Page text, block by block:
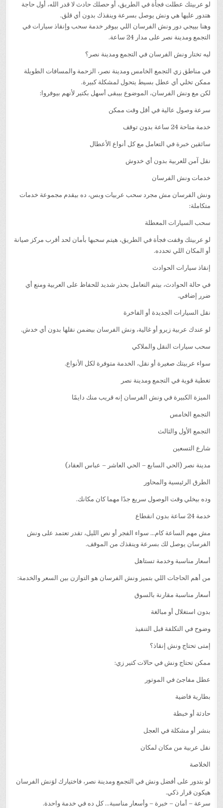
لو عربيتك عطلت فجأة في الطريق، أو حصلك حادث لا قدر الله، أول حاجة
هتدور عليها هي ونش يوصل بسرعة وينقذك بدون أي قلق.
وهنا بييجي دور ونش الفرسان اللي بيوفر خدمة سحب وإنقاذ سيارات في
التجمع ومدينة نصر على مدار 24 ساعة.
ليه تختار ونش الفرسان في التجمع ومدينة نصر؟
في مناطق زي التجمع الخامس ومدينة نصر، الزحمة والمسافات الطويلة
ممكن تخلي أي عطل بسيط يتحول لمشكلة كبيرة.
لكن مع ونش الفرسان، الموضوع بيبقى أسهل بكتير لأنهم بيوفروا:
سرعة وصول عالية في أقل وقت ممكن
خدمة متاحة 24 ساعة بدون توقف
سائقين خبرة في التعامل مع كل أنواع الأعطال
نقل آمن للعربية بدون أي خدوش
خدمات ونش الفرسان
ونش الفرسان مش مجرد سحب عربيات وبس، ده بيقدم مجموعة خدمات
متكاملة:
سحب السيارات المعطلة
لو عربيتك وقفت فجأة في الطريق، هيتم سحبها بأمان لحد أقرب مركز صيانة
أو المكان اللي تحدده.
إنقاذ سيارات الحوادث
في حالة الحوادث، بيتم التعامل بحذر شديد للحفاظ على العربية ومنع أي
ضرر إضافي.
نقل السيارات الجديدة أو الفاخرة
لو عندك عربية زيرو أو غالية، ونش الفرسان بيضمن نقلها بدون أي خدش.
سحب سيارات النقل والملاكي
سواء عربيتك صغيرة أو نقل، الخدمة متوفرة لكل الأنواع.
تغطية قوية في التجمع ومدينة نصر
الميزة الكبيرة في ونش الفرسان إنه قريب منك دايمًا
التجمع الخامس
التجمع الأول والثالث
شارع التسعين
مدينة نصر (الحي السابع – الحي العاشر – عباس العقاد)
الطرق الرئيسية والمحاور
وده بيخلي وقت الوصول سريع جدًا مهما كان مكانك.
خدمة 24 ساعة بدون انقطاع
مش مهم الساعة كام… سواء الفجر أو نص الليل، تقدر تعتمد على ونش
الفرسان يوصل لك بسرعة وينقذك من الموقف.
أسعار مناسبة وخدمة تستاهل
من أهم الحاجات اللي بتميز ونش الفرسان هو التوازن بين السعر والخدمة:
أسعار مناسبة مقارنة بالسوق
بدون استغلال أو مبالغة
وضوح في التكلفة قبل التنفيذ
إمتى تحتاج ونش إنقاذ؟
ممكن تحتاج ونش في حالات كتير زي:
عطل مفاجئ في الموتور
بطارية فاضية
حادثة أو خبطة
بنشر أو مشكلة في العجل
نقل عربية من مكان لمكان
الخلاصة
لو بتدور على أفضل ونش في التجمع ومدينة نصر، فاختيارك لوَنش الفرسان
هيكون قرار ذكي.
سرعة – أمان – خبرة – وأسعار مناسبة… كل ده في خدمة واحدة.